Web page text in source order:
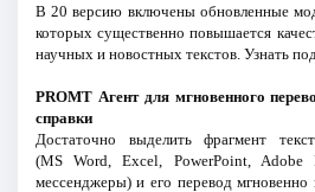
В 20 версию включены обновленные
которых существенно повышается
научных и новостных текстов. Узнать
PROMT Агент для мгновенного
справки
Достаточно выделить фрагмент
(MS Word, Excel, PowerPoint, Adobe
мессенджеры) и его перевод